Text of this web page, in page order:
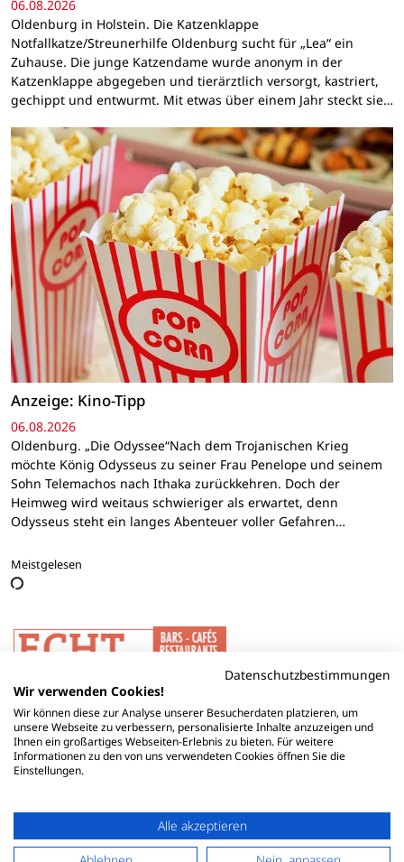
06.08.2026
Oldenburg in Holstein. Die Katzenklappe
Notfallkatze/Streunerhilfe Oldenburg sucht für „Lea“ ein
Zuhause. Die junge Katzendame wurde anonym in der
Katzenklappe abgegeben und tierärztlich versorgt, kastriert,
gechippt und entwurmt. Mit etwas über einem Jahr steckt sie…
Anzeige: Kino-Tipp
06.08.2026
Oldenburg. „Die Odyssee“Nach dem Trojanischen Krieg
möchte König Odysseus zu seiner Frau Penelope und seinem
Sohn Telemachos nach Ithaka zurückkehren. Doch der
Heimweg wird weitaus schwieriger als erwartet, denn
Odysseus steht ein langes Abenteuer voller Gefahren…
Meistgelesen
Datenschutzbestimmungen
Wir verwenden Cookies!
Wir können diese zur Analyse unserer Besucherdaten platzieren, um
unsere Webseite zu verbessern, personalisierte Inhalte anzuzeigen und
Ihnen ein großartiges Webseiten-Erlebnis zu bieten. Für weitere
Informationen zu den von uns verwendeten Cookies öffnen Sie die
Einstellungen.
Alle akzeptieren